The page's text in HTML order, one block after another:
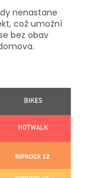
nenastane
což umožní
bez obav